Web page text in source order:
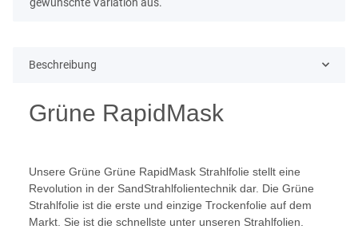
Beschreibung
Grüne RapidMask
Unsere Grüne Grüne RapidMask Strahlfolie stellt eine
Revolution in der SandStrahlfolientechnik dar. Die Grüne
Strahlfolie ist die erste und einzige Trockenfolie auf dem
Markt. Sie ist die schnellste unter unseren Strahlfolien.